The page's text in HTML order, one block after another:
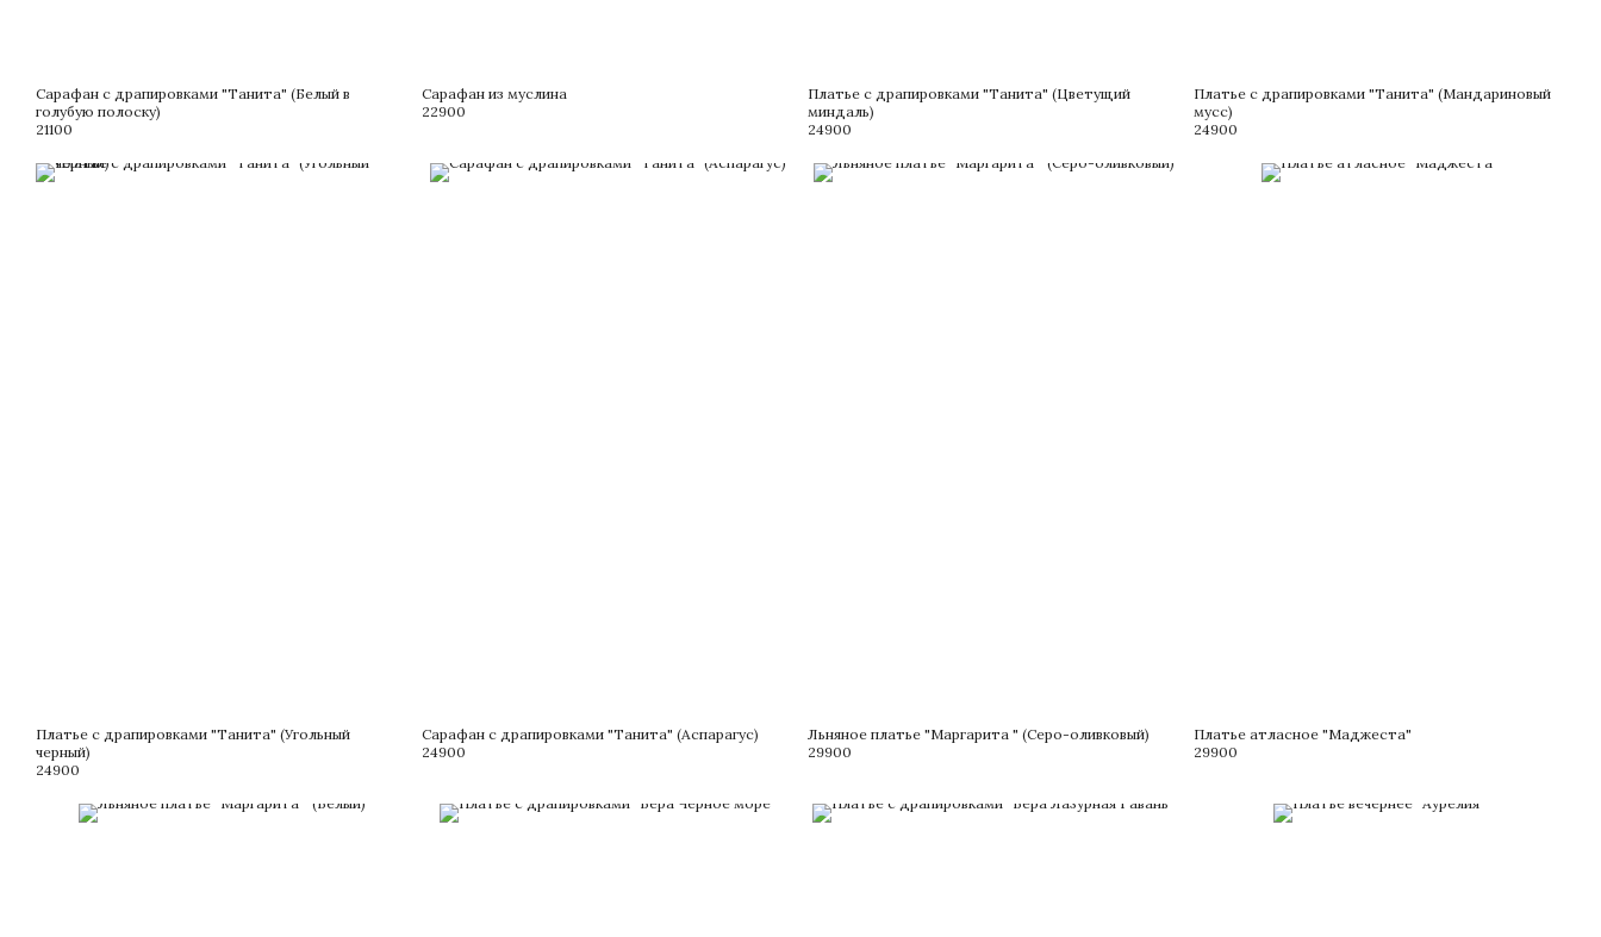
Сарафан с драпировками "Танита" (Белый в
голубую полоску)
21100
Сарафан из муслина
22900
Платье с драпировками "Танита" (Цветущий
миндаль)
24900
Платье с драпировками "Танита" (Мандариновый
мусс)
24900
Платье с драпировками "Танита" (Угольный
черный)
24900
Сарафан с драпировками "Танита" (Аспарагус)
24900
Льняное платье "Маргарита " (Серо-оливковый)
29900
Платье атласное "Маджеста"
29900